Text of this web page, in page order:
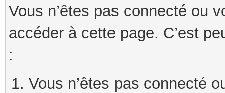
Vous n’êtes pas connecté ou
accéder à cette page. C’est
:
Vous n’êtes pas connecté